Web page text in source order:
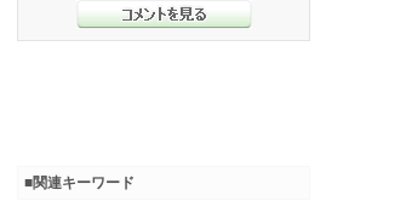
■関連キーワード